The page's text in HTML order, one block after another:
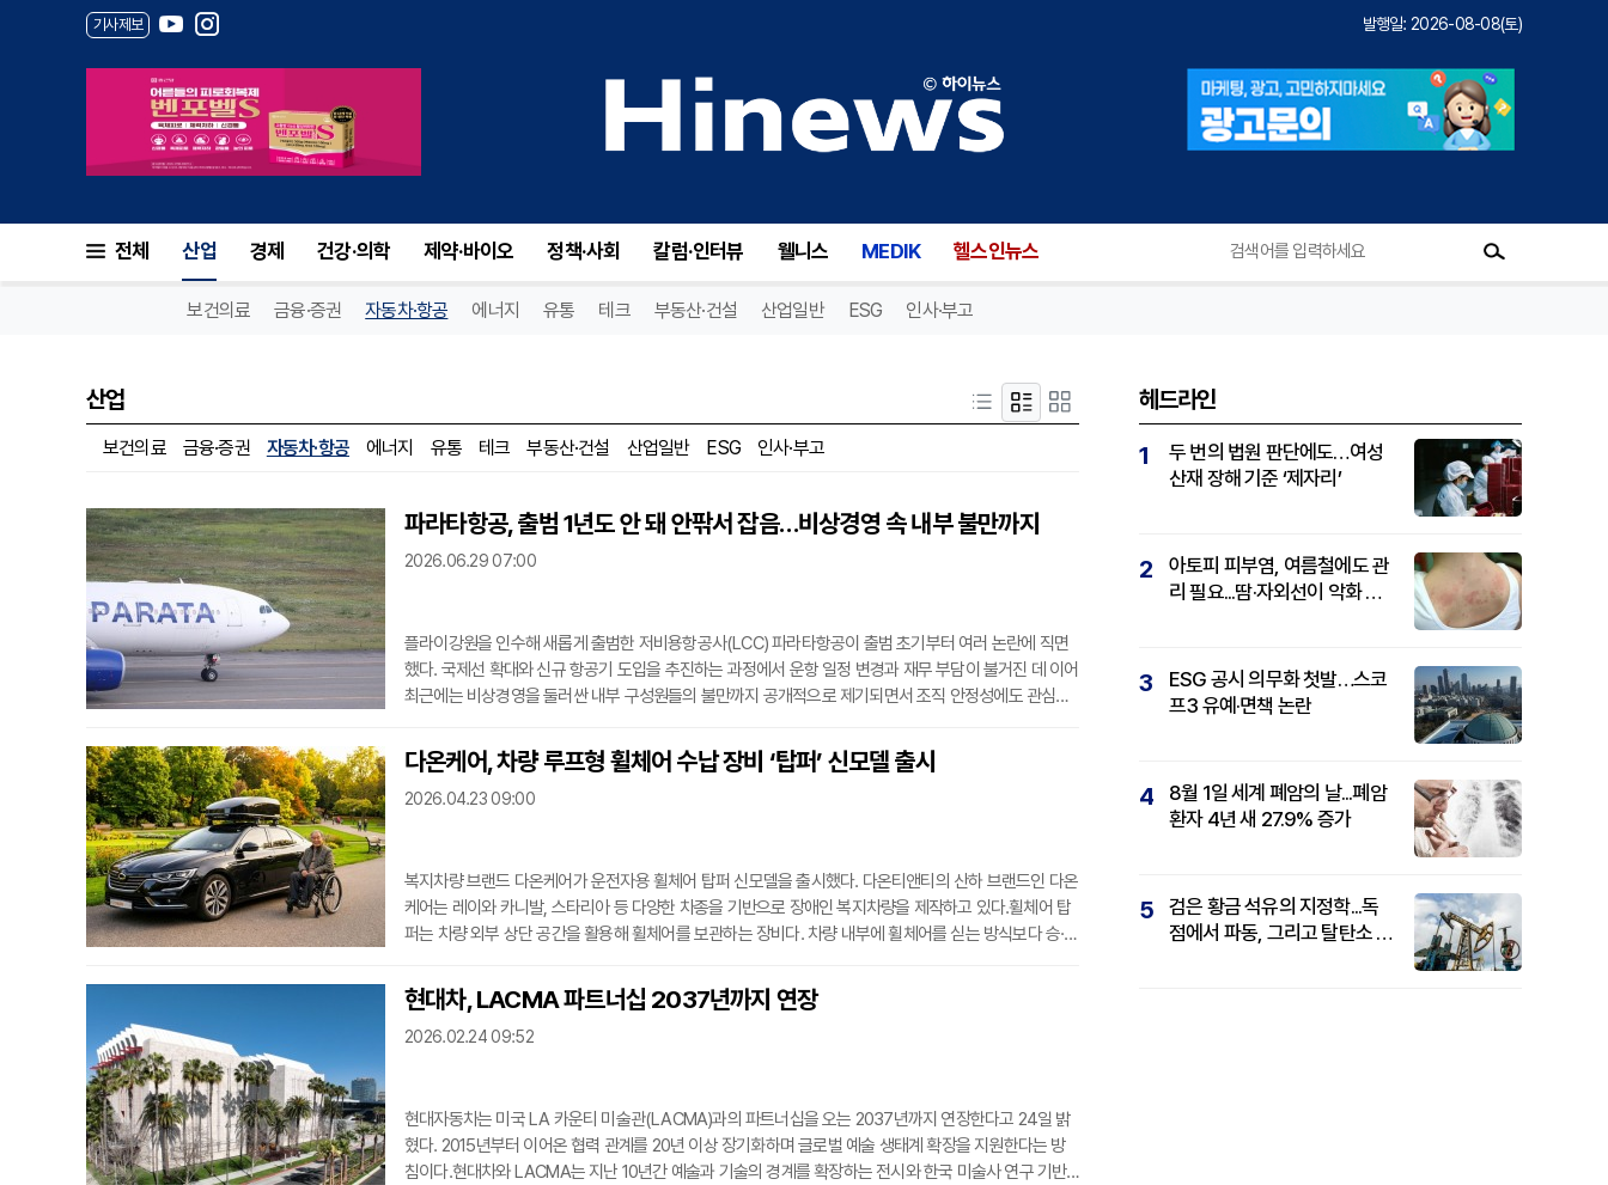
기사제보 발행일: 2026-08-08(토)
전체 산업 경제 건강·의학 제약·바이오 정책·사회 칼럼·인터뷰 웰니스 MEDIK 헬스인뉴스
보건의료 금융·증권 자동차·항공 에너지 유통 테크 부동산·건설 산업일반 ESG 인사·부고
산업
보건의료 금융·증권 자동차·항공 에너지 유통 테크 부동산·건설 산업일반 ESG 인사·부고
파라타항공, 출범 1년도 안 돼 안팎서 잡음…비상경영 속 내부 불만까지
2026.06.29 07:00
플라이강원을 인수해 새롭게 출범한 저비용항공사(LCC) 파라타항공이 출범 초기부터 여러 논란에 직면
했다. 국제선 확대와 신규 항공기 도입을 추진하는 과정에서 운항 일정 변경과 재무 부담이 불거진 데 이어
최근에는 비상경영을 둘러싼 내부 구성원들의 불만까지 공개적으로 제기되면서 조직 안정성에도 관심이
으로 희망자에 한해 주 4일 근무제를 시행하는 비상경영에 돌입했다. 주 4일 근무를 선택한 직원들은 근
무 시간이 줄어드는 만큼 임금도 약 20% 감액된다. 회사는 경영이 정상화되면 반납한 급여를 모두 지급하
겠다는 방침을 밝혔
다온케어, 차량 루프형 휠체어 수납 장비 ‘탑퍼’ 신모델 출시
2026.04.23 09:00
복지차량 브랜드 다온케어가 운전자용 휠체어 탑퍼 신모델을 출시했다. 다온티앤티의 산하 브랜드인 다온
케어는 레이와 카니발, 스타리아 등 다양한 차종을 기반으로 장애인 복지차량을 제작하고 있다.휠체어 탑
퍼는 차량 외부 상단 공간을 활용해 휠체어를 보관하는 장비다. 차량 내부에 휠체어를 싣는 방식보다 승·하
정성을 높이는 데 초점을 맞췄다.장비를 내리는 방식에는 회전 메커니즘을 적용했다. 루프박스가 회전하
며 휠체어를 내려보내 작동 시 흔들림을 줄였다. 수납함은 대형 규격으로 제작해 바퀴 크기가 큰 휠체어도
분해하지
현대차, LACMA 파트너십 2037년까지 연장
2026.02.24 09:52
현대자동차는 미국 LA 카운티 미술관(LACMA)과의 파트너십을 오는 2037년까지 연장한다고 24일 밝
혔다. 2015년부터 이어온 협력 관계를 20년 이상 장기화하며 글로벌 예술 생태계 확장을 지원한다는 방
침이다.현대차와 LACMA는 지난 10년간 예술과 기술의 경계를 확장하는 전시와 한국 미술사 연구 기반
헤드라인
1
두 번의 법원 판단에도…여성
산재 장해 기준 ‘제자리’
2
아토피 피부염, 여름철에도 관
리 필요...땀·자외선이 악화 요
3
ESG 공시 의무화 첫발…스코
프3 유예·면책 논란
4
8월 1일 세계 폐암의 날...폐암
환자 4년 새 27.9% 증가
5
검은 황금 석유의 지정학...독
점에서 파동, 그리고 탈탄소 패